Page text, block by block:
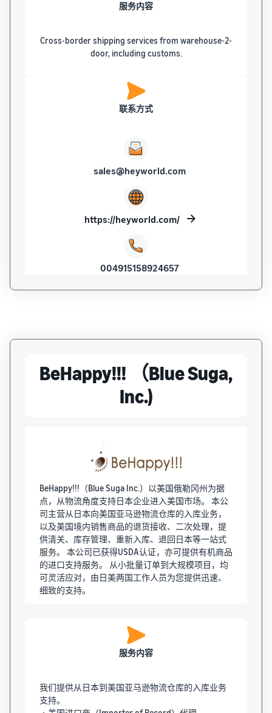
服务内容
Cross-border shipping services from warehouse-2-
door, including customs.
联系方式
sales@heyworld.com
https://heyworld.com/
004915158924657
BeHappy!!! （Blue Suga,
Inc.)
BeHappy!!!（Blue Suga Inc.）以美国俄勒冈州为据
点，从物流角度支持日本企业进入美国市场。 本公
司主营从日本向美国亚马逊物流仓库的入库业务，
以及美国境内销售商品的退货接收、二次处理，提
供清关、库存管理、重新入库、退回日本等一站式
服务。 本公司已获得USDA认证，亦可提供有机商品
的进口支持服务。 从小批量订单到大规模项目，均
可灵活应对，由日美两国工作人员为您提供迅速、
细致的支持。
服务内容
我们提供从日本到美国亚马逊物流仓库的入库业务
支持。